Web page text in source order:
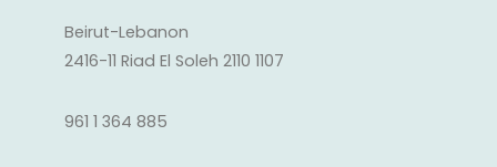
Beirut-Lebanon
2416-11 Riad El Soleh 2110 1107
961 1 364 885